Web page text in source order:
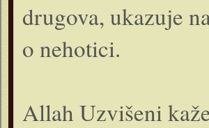
drugova, ukazuje
o nehotici.
Allah Uzvišeni